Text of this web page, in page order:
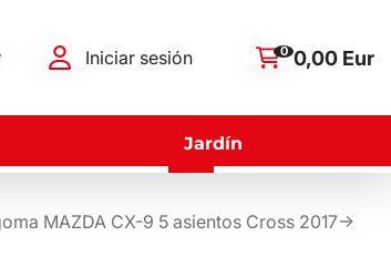
Iniciar sesión 0 0,00 Eur
Jardín
MAZDA CX-9 5 asientos Cross 2017->